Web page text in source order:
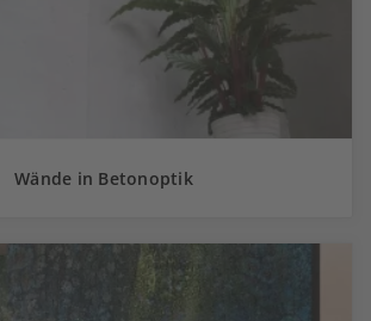
Wände in Betonoptik